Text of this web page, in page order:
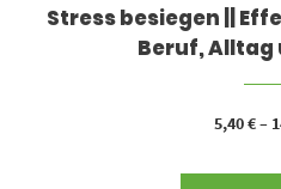
Stress besiegen ||
Beruf, Alltag
5,40€–